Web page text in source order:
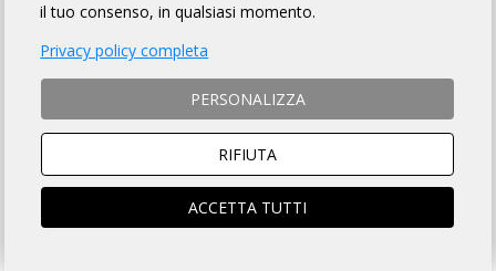
Scegli la formula
il tuo consenso, in qualsiasi momento.
Privacy policy completa
PERSONALIZZA
RIFIUTA
ACCETTA TUTTI